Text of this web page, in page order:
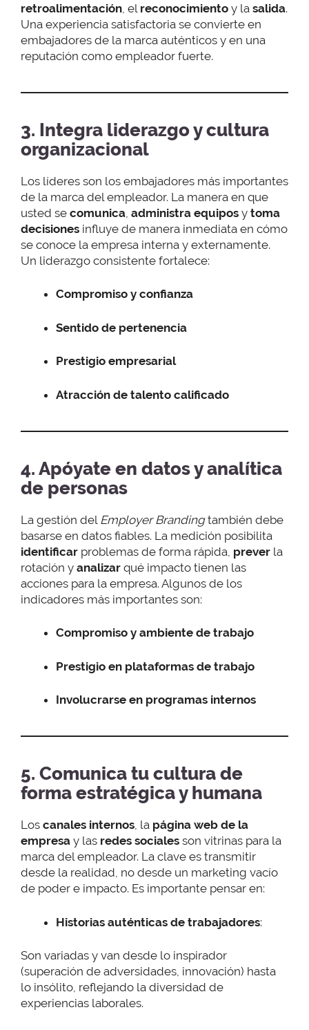
retroalimentación , el reconocimiento y la salida.
Una experiencia satisfactoria se convierte en
embajadores de la marca auténticos y en una
reputación como empleador fuerte.
3. Integra liderazgo y cultura
organizacional
Los líderes son los embajadores más importantes
de la marca del empleador. La manera en que
usted se comunica administra equipos y toma
decisiones influye de manera inmediata en cómo
se conoce la empresa interna y externamente.
Un liderazgo consistente fortalece:
Compromiso y confianza
Sentido de pertenencia
Prestigio empresarial
Atracción de talento calificado
4. Apóyate en datos y analítica
de personas
La gestión del Employer Brandingtambién debe
basarse en datos fiables. La medición posibilita
identificar problemas de forma rápida, prever la
rotación y analizar qué impacto tienen las
acciones para la empresa. Algunos de los
indicadores más importantes son:
Compromiso y ambiente de trabajo
Prestigio en plataformas de trabajo
Involucrarse en programas internos
5. Comunica tu cultura de
forma estratégica y humana
Los canales internos, la página web de la
empresa y las redes sociales son vitrinas para la
marca del empleador. La clave es transmitir
desde la realidad, no desde un marketing vacío
de poder e impacto. Es importante pensar en:
Historias auténticas de trabajadores:
Son variadas y van desde lo inspirador
(superación de adversidades, innovación) hasta
lo insólito, reflejando la diversidad de
experiencias laborales.